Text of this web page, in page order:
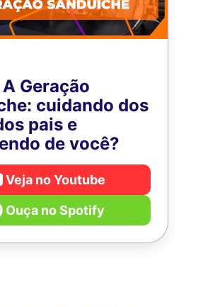
A Geração
cuidando dos
pais e
de você?
Veja no Youtube
Ouça no Spotify